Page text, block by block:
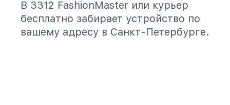
B 3312 FashionMaster или курьер
бесплатно забирает устройство по
вашему адресу в Санкт-Петербурге.